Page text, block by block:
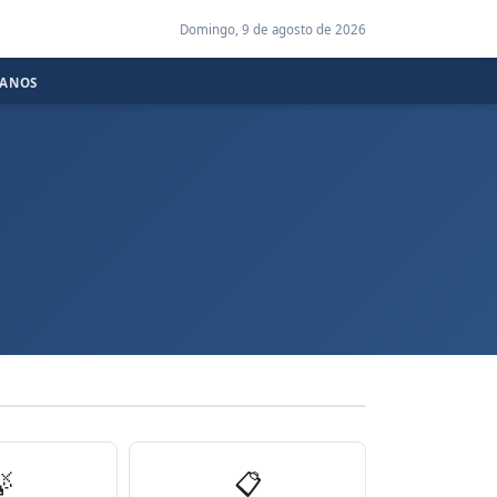
Domingo, 9 de agosto de 2026
📋